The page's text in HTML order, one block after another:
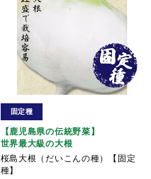
【鹿児島県の伝統野菜】
世界最大級の大根
桜島大根（だいこんの種）【固定
種】
固定種